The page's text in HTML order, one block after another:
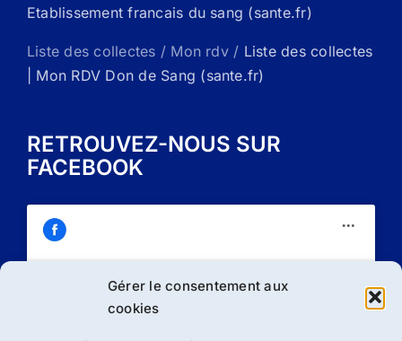
Gérer le consentement aux
cookies
Etablissement francais du sang (sante.fr)
Liste des collectes / Mon rdv / Liste des collectes
| Mon RDV Don de Sang (sante.fr)
RETROUVEZ-NOUS SUR
FACEBOOK
Cliquez sur « J’accepte » pour activer